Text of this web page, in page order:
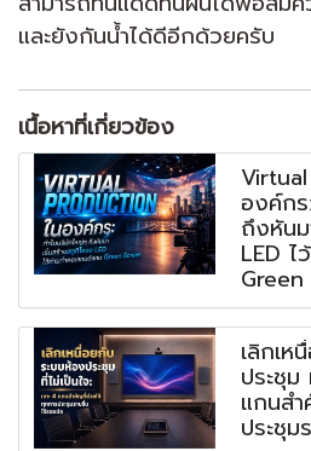
และยังกันน้ำได้ดีอีกด้วยครับ
เนื้อหาที่เกี่ยวข้อง
องค์ก
ถึงหัน
LED ไ
เลิกเห
ประชุม
แกนส
ประชุม